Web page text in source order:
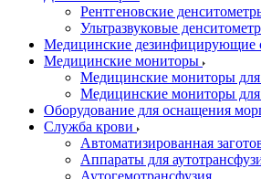
Рентгеновские
Ультразвуковые
Медицинские дезинфицирующие
Медицинские мониторы
Медицинские мониторы для
Медицинские мониторы
Оборудование для оснащения
Служба крови
Автоматизированная
Аппараты для
Аутогемотрансфузия